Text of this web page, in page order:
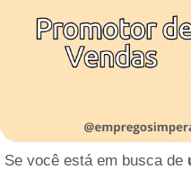
Se você está em busca de